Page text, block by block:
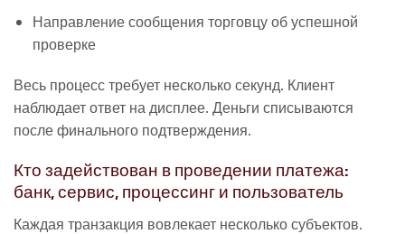
Направление сообщения торговцу об успешной
проверке
Весь процесс требует несколько секунд. Клиент
наблюдает ответ на дисплее. Деньги списываются
после финального подтверждения.
Кто задействован в проведении платежа:
банк, сервис, процессинг и пользователь
Каждая транзакция вовлекает несколько субъектов.